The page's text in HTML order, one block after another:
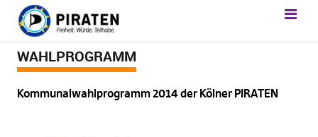
WAHLPROGRAMM
Kommunalwahlprogramm 2014 der Kölner PIRATEN